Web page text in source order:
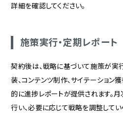
詳細を確認してください。
施策実行・定期レポート
契約後は、戦略に基づいて施策が実
装、コンテンツ制作、サイテーション
的に進捗レポートが提供されます。
行い、必要に応じて戦略を調整して